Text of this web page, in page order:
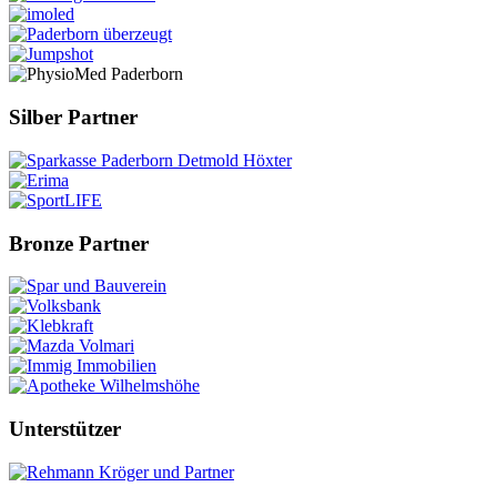
Silber Partner
Bronze Partner
Unterstützer